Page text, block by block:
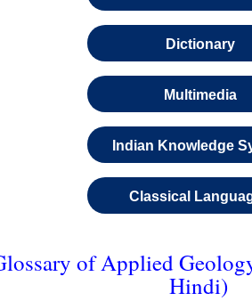
Dictionary
Multimedia
Indian Knowledge
Classical
of Applied
Hindi)